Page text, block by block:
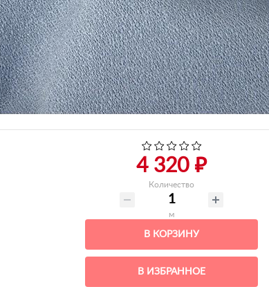
4 320 ₽
Количество
м
В КОРЗИНУ
В ИЗБРАННОЕ